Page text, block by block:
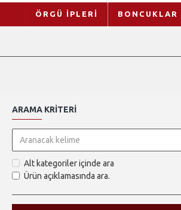
ÖRGÜ İPLERI BONCUKLAR
ARAMA KRITERI
Alt kategoriler içinde ara
Ürün açıklamasında ara.